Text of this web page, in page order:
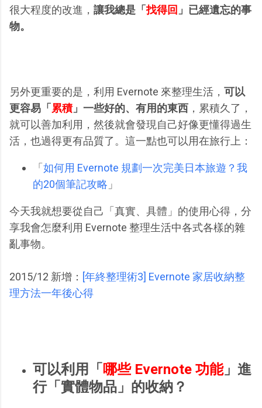
很大程度的改進， 讓我總是「找得回 」已經遺忘的事
物。
另外更重要的是，利用 Evernote 來整理生活， 可以
更容易「 累積」一些好的、有用的東西 ，累積久了，
就可以善加利用，然後就會發現自己好像更懂得過生
活，也過得更有品質了。這一點也可以用在旅行上：
「 如何用 Evernote 規劃一次完美日本旅遊？我
的20個筆記攻略 」
今天我就想要從自己「真實、具體」的使用心得，分
享我會怎麼利用 Evernote 整理生活中各式各樣的雜
亂事物。
2015/12 新增： [年終整理術3] Evernote 家居收納整
理方法一年後心得
可以利用「 哪些 Evernote 功能」進
行「實體物品」的收納？